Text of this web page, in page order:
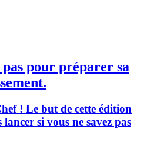
pour préparer sa
! Le but de cette édition
si vous ne savez pas